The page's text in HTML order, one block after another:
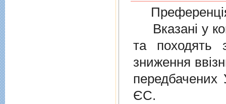
Вказані у
та походять
зниження
передбачених
ЄС.